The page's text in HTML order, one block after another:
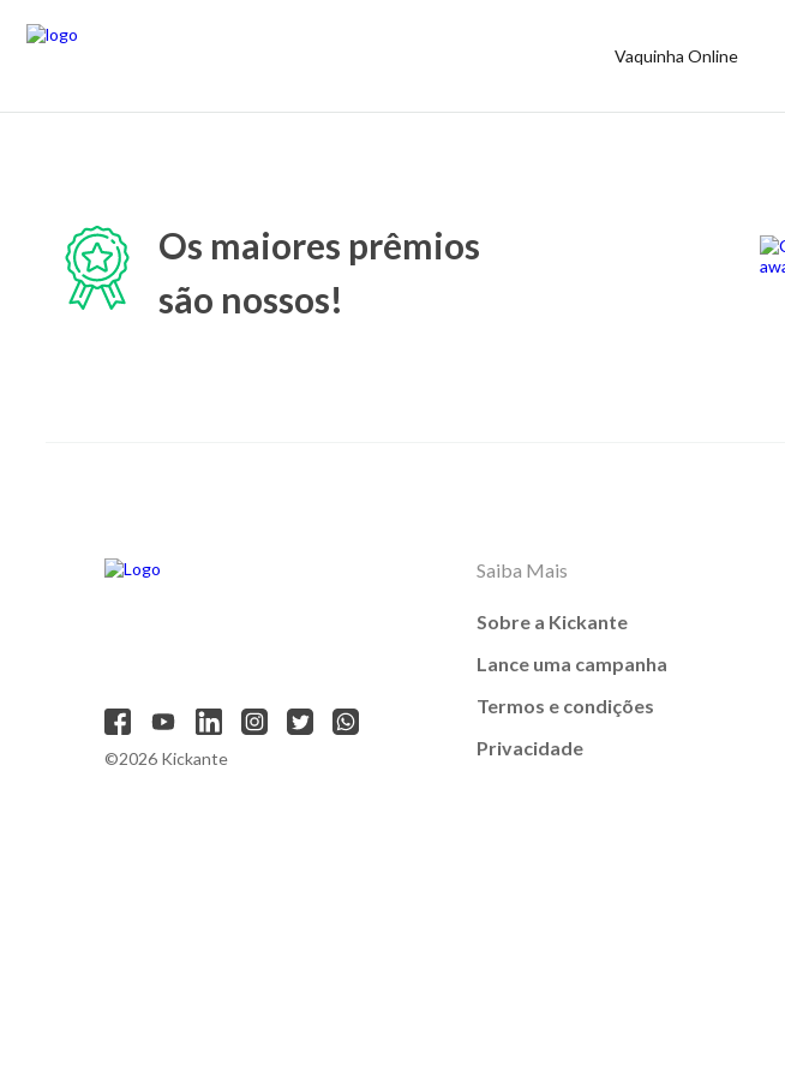
Vaquinha Online
Os maiores prêmios
são nossos!
©2026 Kickante
Saiba Mais
Sobre a Kickante
Lance uma campanha
Termos e condições
Privacidade